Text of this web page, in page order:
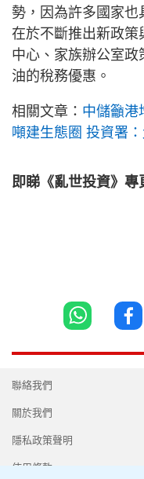
勢，因為許多國家
在於不斷推出新政策
中心、家族辦公室
油的稅務優惠。
相關文章： 中儲籲港
噸建生態圈 投資署
即睇《亂世投資》專
聯絡我們
關於我們
隱私政策聲明
使用條款